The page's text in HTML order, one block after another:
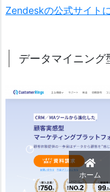
Zendeskの公式サイト
データマイニング
ホーム